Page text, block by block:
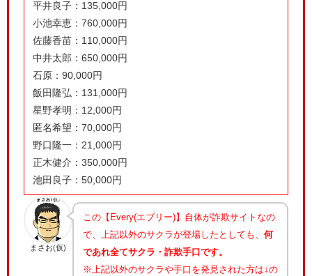
平井良子：135,000円
小池幸恵：760,000円
佐藤香苗：110,000円
中井太郎：650,000円
石原：90,000円
飯田隆弘：131,000円
星野孝明：12,000円
匿名希望：70,000円
野口隆一：21,000円
正木健介：350,000円
池田良子：50,000円
まさお(仮)
この【Every(エブリー)】自体が詐欺サイトなの
で、上記以外のサクラが登場したとしても、 何
であれ全てサクラ・詐欺手口です。
※上記以外のサクラや手口を発見された方は↓の